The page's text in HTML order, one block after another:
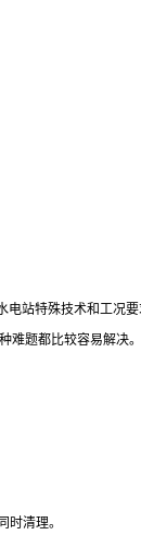
电站特殊技术和工况
题都比较容易解决。
清理。